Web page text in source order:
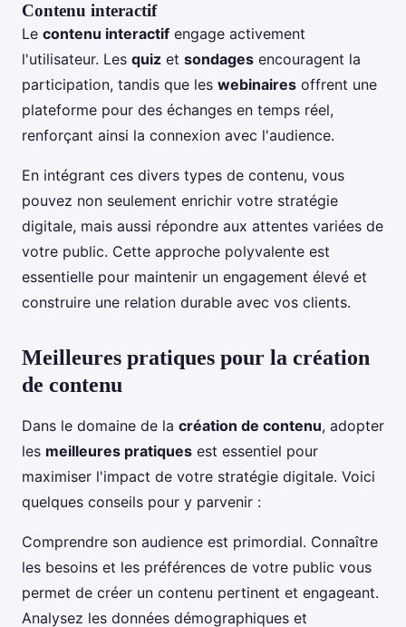
Contenu interactif
Le contenu interactif engage activement
l'utilisateur. Les quiz et sondages encouragent la
participation, tandis que les webinaires offrent une
plateforme pour des échanges en temps réel,
renforçant ainsi la connexion avec l'audience.
En intégrant ces divers types de contenu, vous
pouvez non seulement enrichir votre stratégie
digitale, mais aussi répondre aux attentes variées de
votre public. Cette approche polyvalente est
essentielle pour maintenir un engagement élevé et
construire une relation durable avec vos clients.
Meilleures pratiques pour la création
de contenu
Dans le domaine de la création de contenu, adopter
les meilleures pratiques est essentiel pour
maximiser l'impact de votre stratégie digitale. Voici
quelques conseils pour y parvenir :
Comprendre son audience est primordial. Connaître
les besoins et les préférences de votre public vous
permet de créer un contenu pertinent et engageant.
Analysez les données démographiques et